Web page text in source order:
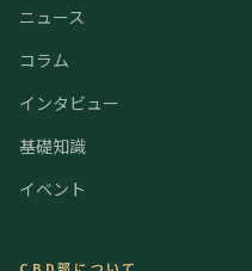
ニュース
コラム
インタビュー
基礎知識
イベント